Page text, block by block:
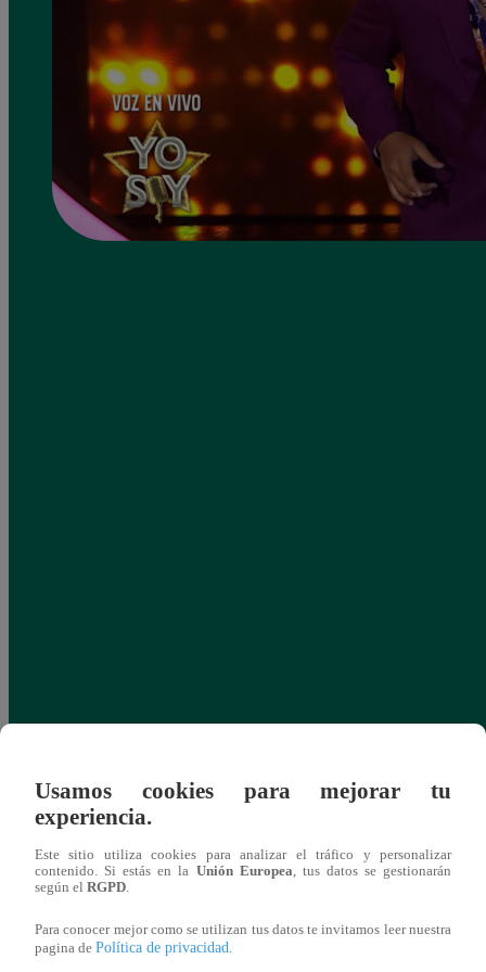
Usamos cookies para mejorar tu
experiencia.
Este sitio utiliza cookies para analizar el tráfico y personalizar
contenido. Si estás en la Unión Europea , tus datos se gestionarán
según el RGPD
Para conocer mejor como se utilizan tus datos te invitamos leer nuestra
pagina de Política de privacidad